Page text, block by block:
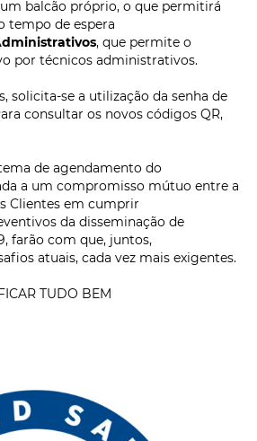
balcão próprio, o que permitirá
tempo de espera
, que permite o
por técnicos administrativos.
solicita-se a utilização da senha de
consultar os novos códigos QR,
de agendamento do
a um compromisso mútuo entre a
Clientes em cumprir
da disseminação de
farão com que, juntos,
atuais, cada vez mais exigentes.
TUDO BEM